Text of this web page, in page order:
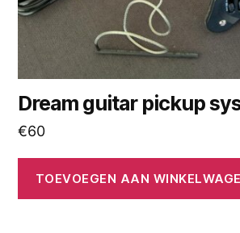
Dream guitar pickup
€60
TOEVOEGEN AAN